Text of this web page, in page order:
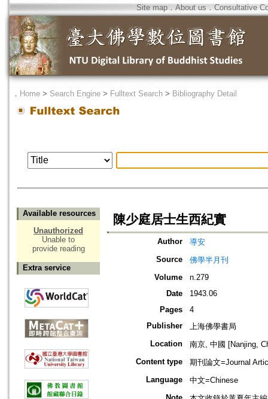
Site map．About us ． Consultative
． Home > Search Engine > Fulltext Search > Bibliography Detail
Available resources
Unauthorized
Unable to
provide reading
Extra service
陳少庭居士生西紀實
Author
導安
Source
佛學半月刊
Volume
n.279
Date
1943.06
Pages
4
Publisher
上海佛學書局
Location
南京, 中國 [Nanjing,
Content type
期刊論文=Journal
Language
中文=Chinese